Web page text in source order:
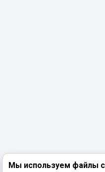
Мы используем файлы